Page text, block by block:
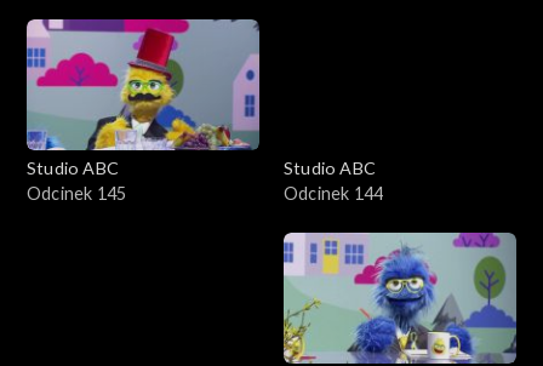
Studio ABC
Odcinek 145
Studio ABC
Odcinek 144